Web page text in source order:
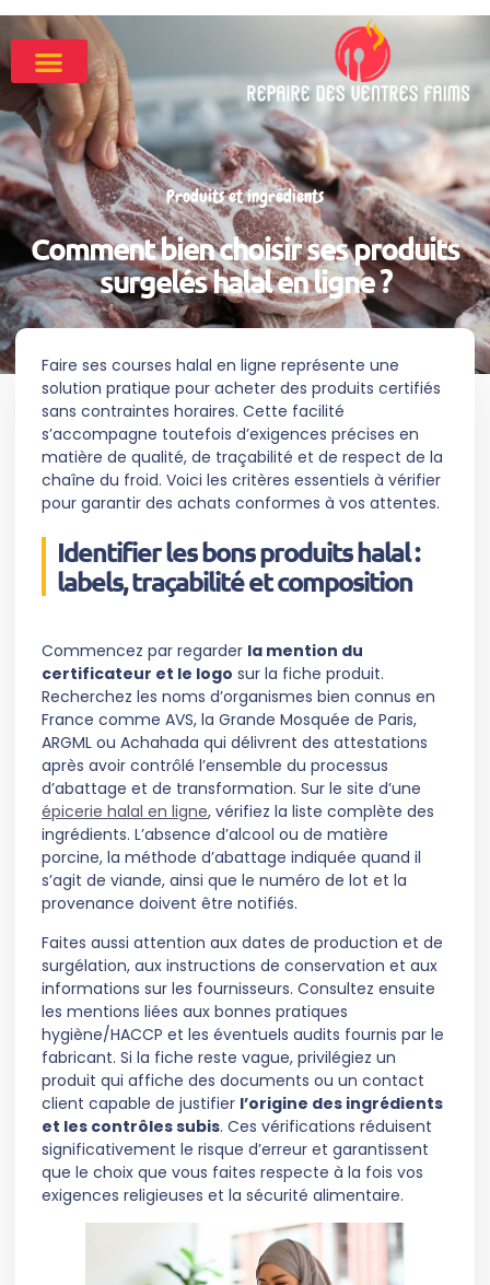
Produits et ingrédients
Comment bien choisir ses produits
surgelés halal en ligne ?
Faire ses courses halal en ligne représente une
solution pratique pour acheter des produits certifiés
sans contraintes horaires. Cette facilité
s’accompagne toutefois d’exigences précises en
matière de qualité, de traçabilité et de respect de la
chaîne du froid. Voici les critères essentiels à vérifier
pour garantir des achats conformes à vos attentes.
Identifier les bons produits halal :
labels, traçabilité et composition
Commencez par regarder la mention du
certificateur et le logo sur la fiche produit.
Recherchez les noms d’organismes bien connus en
France comme AVS, la Grande Mosquée de Paris,
ARGML ou Achahada qui délivrent des attestations
après avoir contrôlé l’ensemble du processus
d’abattage et de transformation. Sur le site d’une
épicerie halal en ligne, vérifiez la liste complète des
ingrédients. L’absence d’alcool ou de matière
porcine, la méthode d’abattage indiquée quand il
s’agit de viande, ainsi que le numéro de lot et la
provenance doivent être notifiés.
Faites aussi attention aux dates de production et de
surgélation, aux instructions de conservation et aux
informations sur les fournisseurs. Consultez ensuite
les mentions liées aux bonnes pratiques
hygiène/HACCP et les éventuels audits fournis par le
fabricant. Si la fiche reste vague, privilégiez un
produit qui affiche des documents ou un contact
client capable de justifier l’origine des ingrédients
et les contrôles subis. Ces vérifications réduisent
significativement le risque d’erreur et garantissent
que le choix que vous faites respecte à la fois vos
exigences religieuses et la sécurité alimentaire.